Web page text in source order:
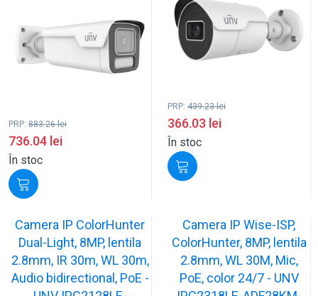
PRP: 883.26lei
736.04 lei
În stoc
PRP: 439.23lei
366.03 lei
În stoc
Camera IP ColorHunter
Dual-Light, 8MP, lentila
2.8mm, IR 30m, WL 30m,
Audio bidirectional, PoE -
Camera IP Wise-ISP,
ColorHunter, 8MP, lentila
2.8mm, WL 30M, Mic,
PoE, color 24/7 - UNV